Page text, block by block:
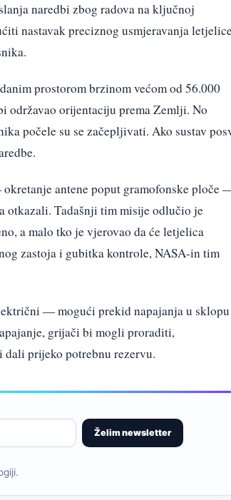
naredbi zbog radova na ključnoj
nastavak preciznog usmjeravanja
prostorom brzinom većom od 56.000
održavao orijentaciju prema Zemlji. No
počele su se začepljivati. Ako sustav
antene poput gramofonske ploče
otkazali. Tadašnji tim misije odlučio je
a malo tko je vjerovao da će letjelica
zastoja i gubitka kontrole, NASA-in tim
— mogući prekid napajanja u sklopu
grijači bi mogli proraditi,
prijeko potrebnu rezervu.
Želim newsletter